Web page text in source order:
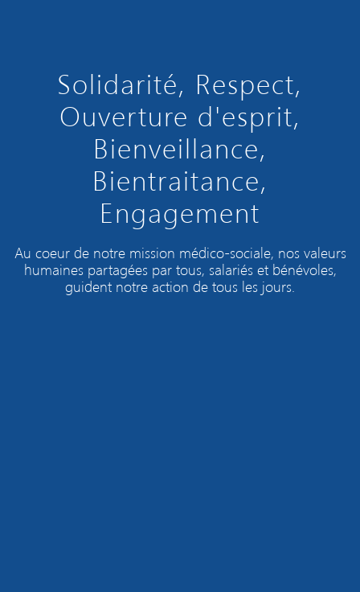
Solidarité, Respect,
Ouverture d'esprit,
Bienveillance,
Bientraitance,
Engagement
Au coeur de notre mission médico-sociale, nos valeurs
humaines partagées par tous, salariés et bénévoles,
guident notre action de tous les jours.